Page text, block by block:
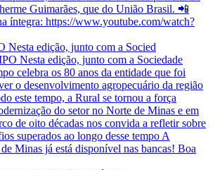
edição, junto com a Socied